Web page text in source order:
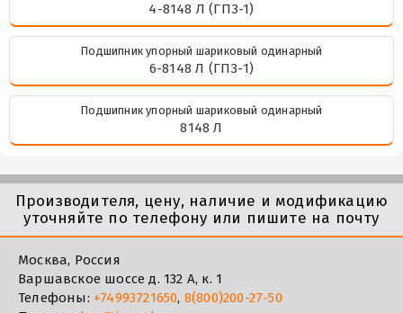
4-8148 Л (ГПЗ-1)
Подшипник упорный шариковый одинарный
6-8148 Л (ГПЗ-1)
Подшипник упорный шариковый одинарный
8148 Л
Производителя, цену, наличие и модификацию
уточняйте по телефону или пишите на почту
Москва, Россия
Варшавское шоссе д. 132 А, к. 1
Телефоны: +74993721650, 8(800)200-27-50